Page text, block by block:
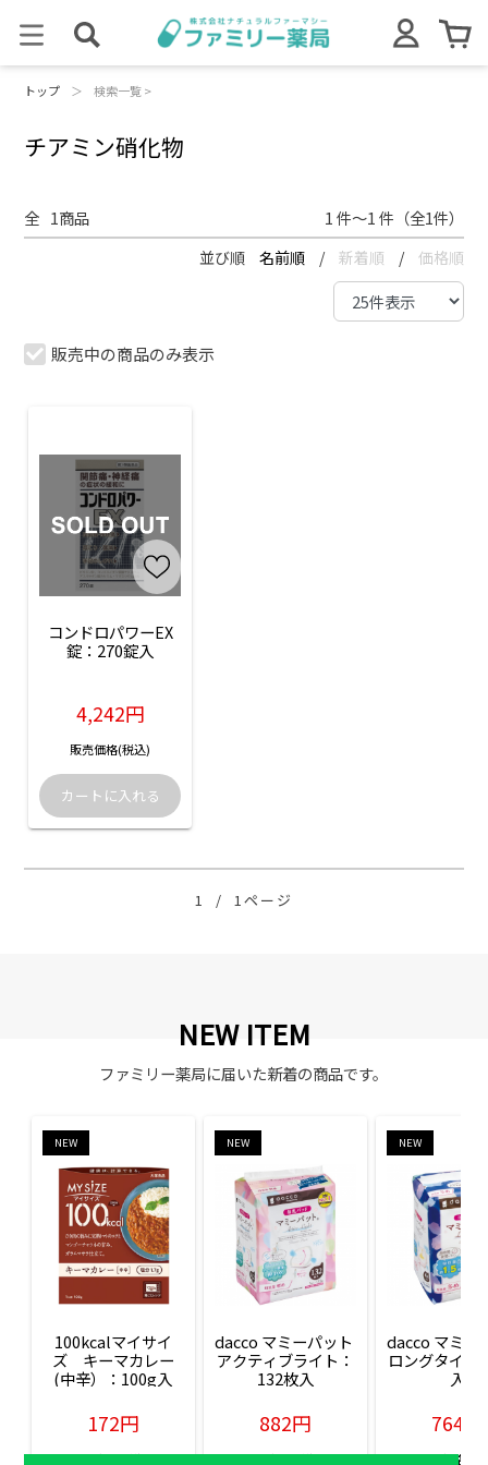
トップ ＞ 検索一覧 >
チアミン硝化物
全 1商品 1 件～1 件（全1件）
並び順 名前順 / 新着順 / 価格順
販売中の商品のみ表示
コンドロパワーEX
錠：270錠入
4,242円
販売価格(税込)
1 / 1ページ
NEW ITEM
ファミリー薬局に届いた新着の商品です。
NEW
100kcalマイサイ
ズ　キーマカレー
(中辛）：100g入
172円
販売価格(税込)
NEW
dacco マミーパット
アクティブライト：
132枚入
882円
販売価格(税込)
NEW
dacco マミー
ロングタイム
入
764円
販売価格(税